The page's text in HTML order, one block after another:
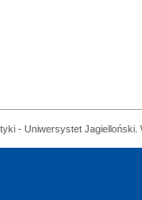
- Uniwersystet